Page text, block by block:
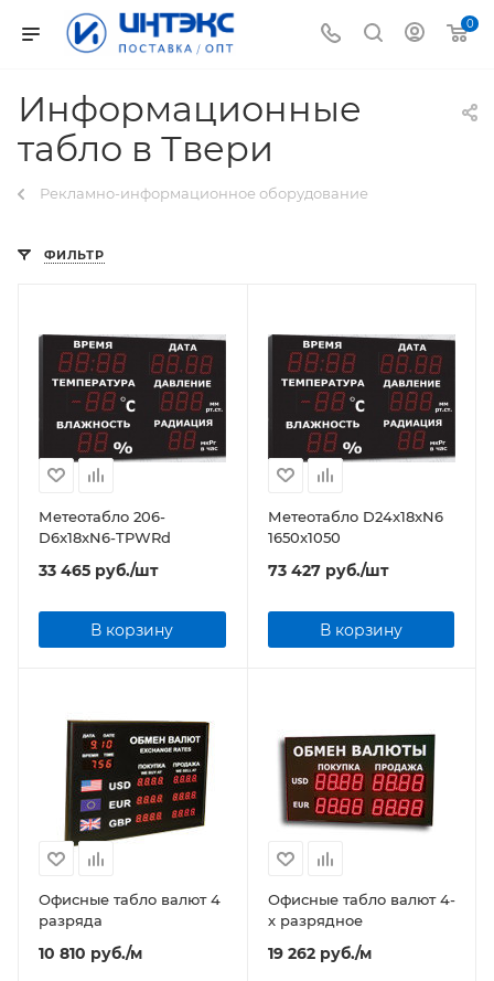
0
Информационные
табло в Твери
Рекламно-информационное оборудование
ФИЛЬТР
Метеотабло 206-
D6x18xN6-TPWRd
33 465 руб./шт
В корзину
Метеотабло D24x18xN6
1650x1050
73 427руб./шт
В корзину
Офисные табло валют 4
разряда
10 810 руб./м
Офисные табло валют 4-
х разрядное
19 262руб./м